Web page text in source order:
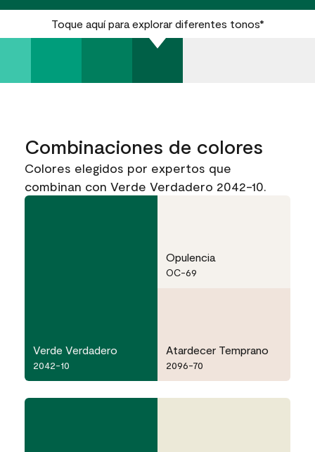
Toque aquí para explorar diferentes tonos*
Combinaciones de colores
Colores elegidos por expertos que
combinan con Verde Verdadero 2042-10.
Verde Verdadero
2042-10
Opulencia
OC-69
Atardecer Temprano
2096-70